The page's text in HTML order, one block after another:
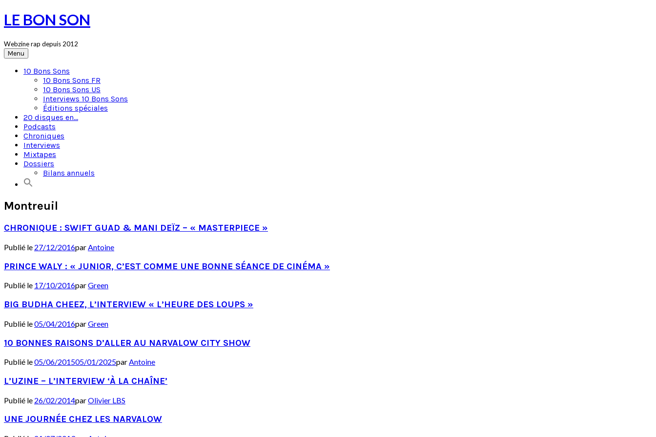
Skip
to
LE BON SON
Webzine rap depuis 2012
Menu
10 Bons Sons
10 Bons Sons FR
10 Bons Sons US
Interviews 10 Bons Sons
Éditions spéciales
20 disques en…
Podcasts
Chroniques
Interviews
Mixtapes
Dossiers
Bilans annuels
Montreuil
CHRONIQUE : SWIFT GUAD & MANI DEÏZ – « MASTERPIECE »
Publié le 27/12/2016parAntoine
PRINCE WALY : « JUNIOR, C’EST COMME UNE BONNE SÉANCE DE CINÉMA »
Publié le 17/10/2016parGreen
BIG BUDHA CHEEZ, L’INTERVIEW « L’HEURE DES LOUPS »
Publié le05/04/2016parGreen
10 BONNES RAISONS D’ALLER AU NARVALOW CITY SHOW
Publié le05/06/201505/01/2025parAntoine
L’UZINE – L’INTERVIEW ‘À LA CHAÎNE’
Publié le 26/02/2014parOlivier LBS
UNE JOURNÉE CHEZ LES NARVALOW